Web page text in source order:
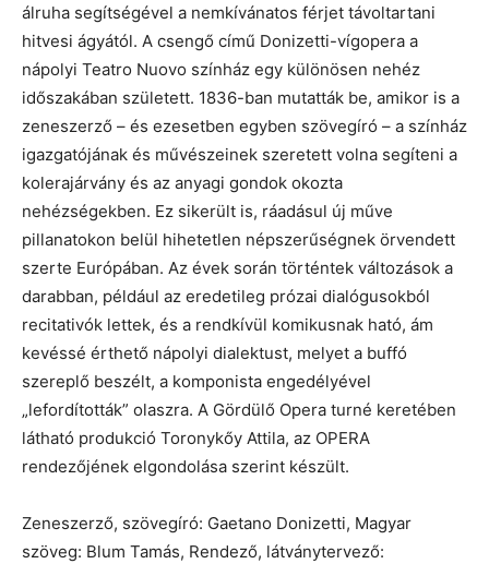
álruha segítségével a nemkívánatos férjet távoltartani
hitvesi ágyától. A csengő című Donizetti-vígopera a
nápolyi Teatro Nuovo színház egy különösen nehéz
időszakában született. 1836-ban mutatták be, amikor is a
zeneszerző – és ezesetben egyben szövegíró – a színház
igazgatójának és művészeinek szeretett volna segíteni a
kolerajárvány és az anyagi gondok okozta
nehézségekben. Ez sikerült is, ráadásul új műve
pillanatokon belül hihetetlen népszerűségnek örvendett
szerte Európában. Az évek során történtek változások a
darabban, például az eredetileg prózai dialógusokból
recitativók lettek, és a rendkívül komikusnak ható, ám
kevéssé érthető nápolyi dialektust, melyet a buffó
szereplő beszélt, a komponista engedélyével
„lefordították” olaszra. A Gördülő Opera turné keretében
látható produkció Toronykőy Attila, az OPERA
rendezőjének elgondolása szerint készült.
Zeneszerző, szövegíró: Gaetano Donizetti, Magyar
szöveg: Blum Tamás, Rendező, látványtervező: